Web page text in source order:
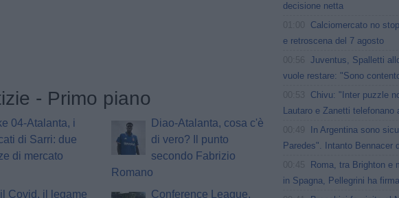
- Primo piano
04-Atalanta, i
di Sarri: due
di mercato
Diao-Atalanta, cosa c'è
di vero? Il punto
secondo Fabrizio
Romano
Covid, il legame
Conference League,
decisione netta
Calciomercato no
e retroscena del 7 agosto
Juventus, Spalletti
vuole restare: "Sono
Chivu: "Inter puzzle
Lautaro e Zanetti telefonano
In Argentina sono
Paredes". Intanto Bennacer
Roma, tra Brighton e
in Spagna, Pellegrini ha